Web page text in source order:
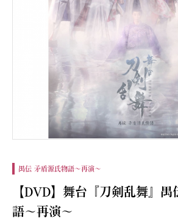
禺伝 矛盾源氏物語～再演～
【DVD】舞台『刀剣乱舞』
語～再演～